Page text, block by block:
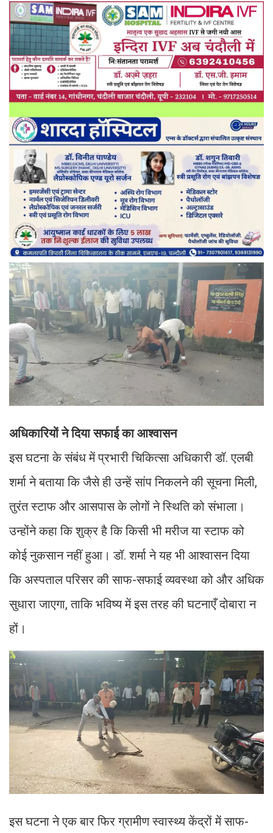
अधिकारियों ने दिया सफाई का आश्वासन
इस घटना के संबंध में प्रभारी चिकित्सा अधिकारी डॉ. एलबी
शर्मा ने बताया कि जैसे ही उन्हें सांप निकलने की सूचना मिली,
तुरंत स्टाफ और आसपास के लोगों ने स्थिति को संभाला।
उन्होंने कहा कि शुक्र है कि किसी भी मरीज या स्टाफ को
कोई नुकसान नहीं हुआ। डॉ. शर्मा ने यह भी आश्वासन दिया
कि अस्पताल परिसर की साफ-सफाई व्यवस्था को और अधिक
सुधारा जाएगा, ताकि भविष्य में इस तरह की घटनाएँ दोबारा न
हों।
इस घटना ने एक बार फिर ग्रामीण स्वास्थ्य केंद्रों में साफ-